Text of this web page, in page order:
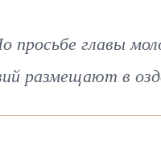
главы
размещают в